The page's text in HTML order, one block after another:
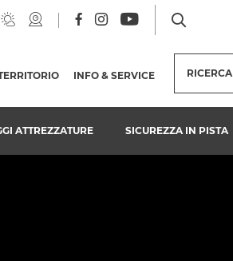
ATTREZZATURE SICUREZZA IN PISTA
INFO & SERVICE RICERCA